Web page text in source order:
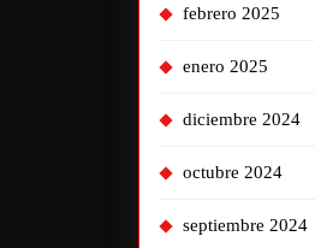
febrero 2025
enero 2025
diciembre 2024
octubre 2024
septiembre 2024